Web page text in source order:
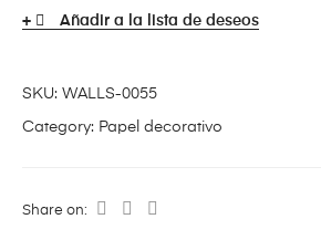
Añadir a la lista de deseos
SKU: WALLS-0055
Category: Papel decorativo
Share on: